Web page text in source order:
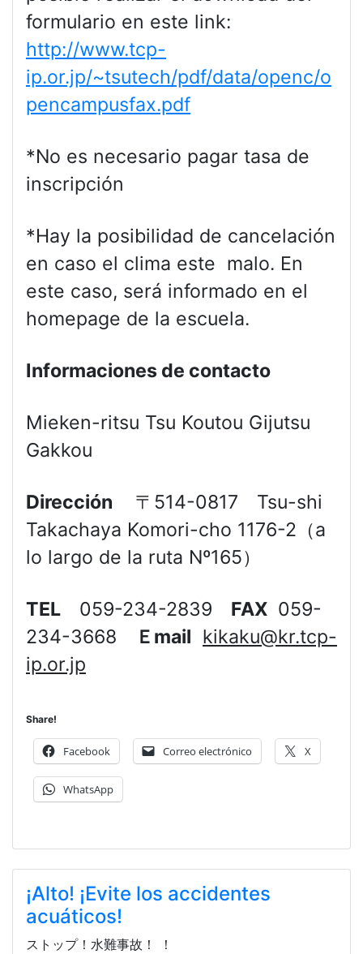
formulario en este link:
http://www.tcp-
ip.or.jp/~tsutech/pdf/data/openc/o
pencampusfax.pdf
*No es necesario pagar tasa de
inscripción
*Hay la posibilidad de cancelación
en caso el clima este malo. En
este caso, será informado en el
homepage de la escuela.
Informaciones de contacto
Mieken-ritsu Tsu Koutou Gijutsu
Gakkou
Dirección
〒514-0817 Tsu-shi
Takachaya Komori-cho 1176-2（a
lo largo de la ruta Nº165）
TEL 059-234-2839 FAX 059-
234-3668
Ｅ mail kikaku@kr.tcp-
ip.or.jp
Share!
Facebook Correo electrónico X
WhatsApp
¡Alto! ¡Evite los accidentes
acuáticos!
ストップ！水難事故！ ！